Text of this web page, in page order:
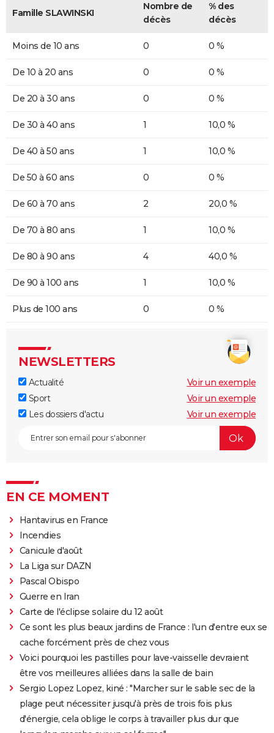
Famille SLAWINSKI
Nombre de
décès
% des
décès
Moins de 10 ans 0 0 %
De 10 à 20 ans 0 0 %
De 20 à 30 ans 0 0 %
De 30 à 40 ans 1 10,0 %
De 40 à 50 ans 1 10,0 %
De 50 à 60 ans 0 0 %
De 60 à 70 ans 2 20,0 %
De 70 à 80 ans 1 10,0 %
De 80 à 90 ans 4 40,0 %
De 90 à 100 ans 1 10,0 %
Plus de 100 ans 0 0 %
NEWSLETTERS
Actualité
Voir un exemple
Sport
Voir un exemple
Les dossiers d'actu
Voir un exemple
EN CE MOMENT
Hantavirus en France
Incendies
Canicule d'août
La Liga sur DAZN
Pascal Obispo
Guerre en Iran
Carte de l'éclipse solaire du 12 août
Ce sont les plus beaux jardins de France : l'un d'entre eux se
cache forcément près de chez vous
Voici pourquoi les pastilles pour lave-vaisselle devraient
être vos meilleures alliées dans la salle de bain
Sergio Lopez Lopez, kiné : "Marcher sur le sable sec de la
plage peut nécessiter jusqu'à près de trois fois plus
d'énergie, cela oblige le corps à travailler plus dur que